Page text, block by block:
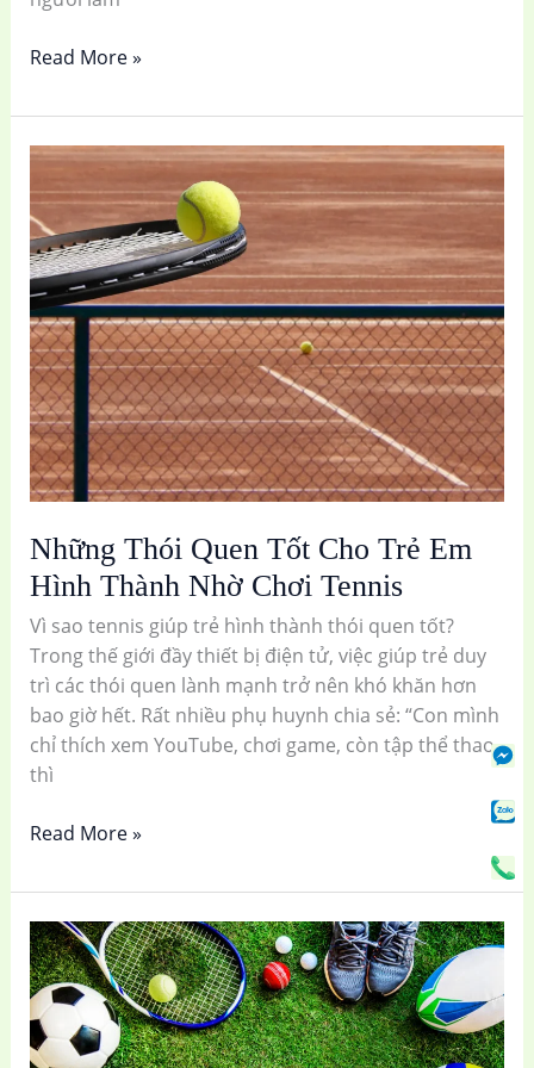
Read More »
Những Thói Quen Tốt Cho Trẻ Em
Hình Thành Nhờ Chơi Tennis
Vì sao tennis giúp trẻ hình thành thói quen tốt?
Trong thế giới đầy thiết bị điện tử, việc giúp trẻ duy
trì các thói quen lành mạnh trở nên khó khăn hơn
bao giờ hết. Rất nhiều phụ huynh chia sẻ: “Con mình
chỉ thích xem YouTube, chơi game, còn tập thể thao
thì
Những
Thói
Quen
Tốt
Cho
Trẻ
Em
Hình
Thành
Nhờ
Chơi
Tennis
Read More »
Dấu
Hiệu
Trẻ
Có
Năng